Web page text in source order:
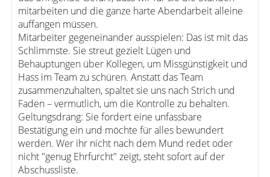
mitarbeiten und die ganze harte Abendarbeit alleine
auffangen müssen.
Mitarbeiter gegeneinander ausspielen: Das ist mit das
Schlimmste. Sie streut gezielt Lügen und
Behauptungen über Kollegen, um Missgünstigkeit und
Hass im Team zu schüren. Anstatt das Team
zusammenzuhalten, spaltet sie uns nach Strich und
Faden – vermutlich, um die Kontrolle zu behalten.
Geltungsdrang: Sie fordert eine unfassbare
Bestätigung ein und möchte für alles bewundert
werden. Wer ihr nicht nach dem Mund redet oder
nicht "genug Ehrfurcht" zeigt, steht sofort auf der
Abschussliste.